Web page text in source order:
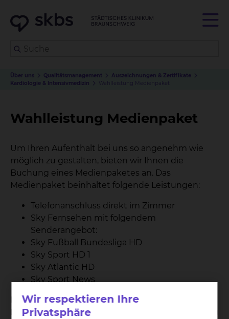
Über uns Qualitätsmanagement
Auszeichnungen & Zertifikate
Kardiologie & Intensivmedizin
Wahlleistung Medienpaket
Wahlleistung Medienpaket
Um Ihren Aufenthalt bei uns so angenehm wie
möglich zu gestalten, bieten wir Ihnen die
Buchung eines Medienpaketes an. Das
Medienpaket beinhaltet folgende Leistungen:
Telefonanschluss direkt im Zimmer
Sky Fernsehen mit folgendem
Senderangebot:
Sky Fußball Bundesliga HD
Sky Sport HD 1
Sky Atlantic HD
Sky Sport News
Die entstandenen Gebühren für Telefon und
Medienpaket werden Ihnen nach Ihrer Entlassung
Wir respektieren Ihre
Privatsphäre